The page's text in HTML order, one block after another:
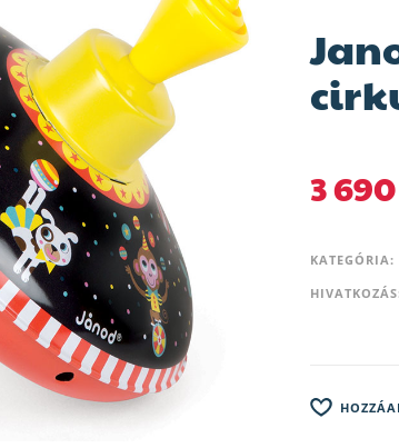
3 690
KATEGÓRIA: